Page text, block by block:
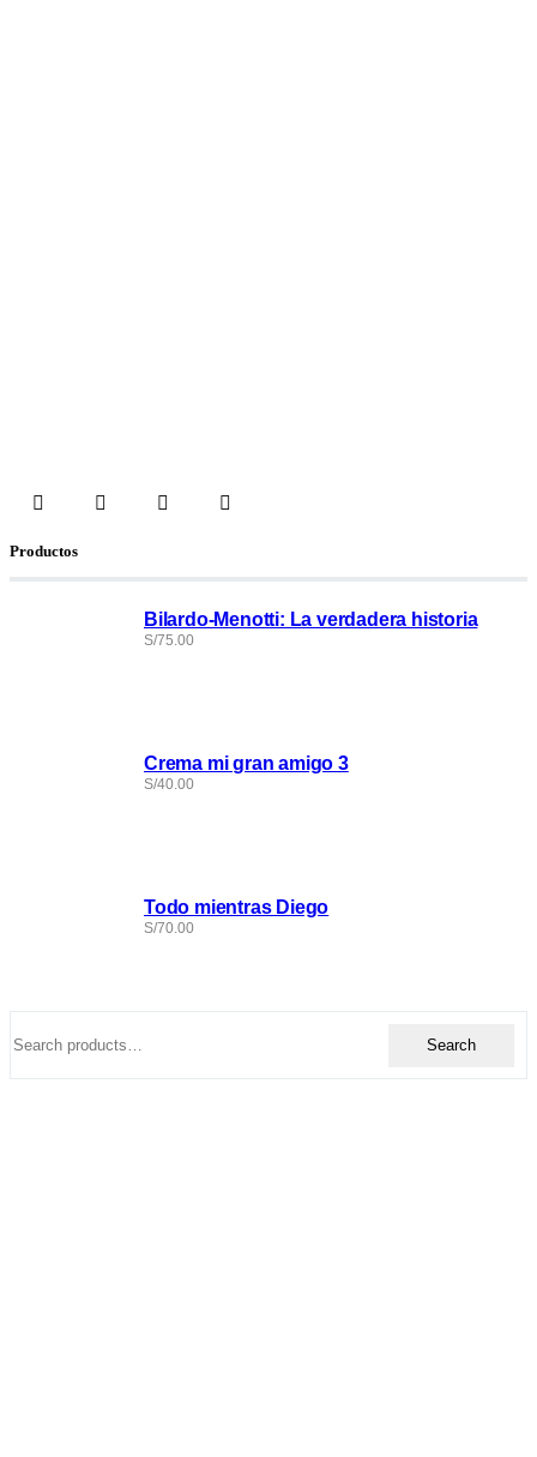
Productos
Bilardo-Menotti: La verdadera historia
S/75.00
Crema mi gran amigo 3
S/40.00
Todo mientras Diego
S/70.00
Search
Search